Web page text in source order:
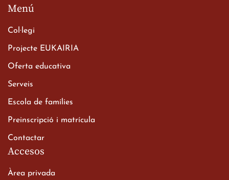
Xerrada del Sr. Bisbe als
Batxillerat
Menú
Col·legi
Projecte EUKAIRIA
Oferta educativa
Serveis
Escola de famílies
Preinscripció i matrícula
Contactar
Accesos
Àrea privada